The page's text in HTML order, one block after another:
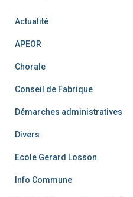
Actualité
APEOR
Chorale
Conseil de Fabrique
Démarches administratives
Divers
Ecole Gerard Losson
Info Commune